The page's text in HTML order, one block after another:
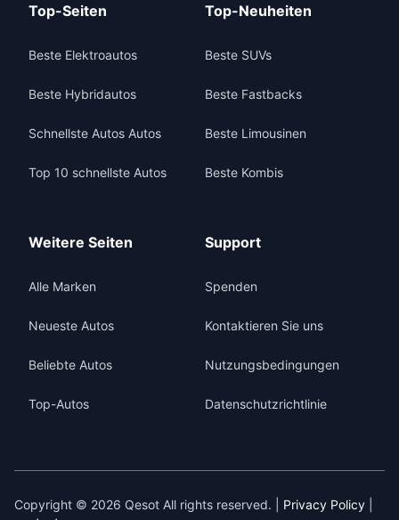
Top-Seiten
Beste Elektroautos
Beste Hybridautos
Schnellste Autos Autos
Top 10 schnellste Autos
Top-Neuheiten
Beste SUVs
Beste Fastbacks
Beste Limousinen
Beste Kombis
Weitere Seiten
Alle Marken
Neueste Autos
Beliebte Autos
Top-Autos
Support
Spenden
Kontaktieren Sie uns
Nutzungsbedingungen
Datenschutzrichtlinie
Copyright © 2026 Qesot All rights reserved. | Privacy Policy